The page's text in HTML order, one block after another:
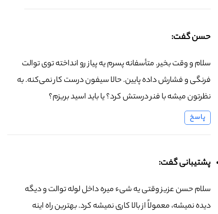
حسن گفت:
سلام و وقت بخیر. متأسفانه پسرم یه پیاز رو انداخته توی توالت
فرنگی و فشارش داده پایین. حالا سیفون درست کار نمی‌کنه. به
نظرتون میشه با فنر درستش کرد؟ یا باید اسید بریزم؟
پاسخ
پشتیبانی گفت:
سلام حسن عزیز وقتی یه شیء میره داخل لوله توالت و دیگه
دیده نمیشه، معمولاً از بالا کاری نمیشه کرد. بهترین راه اینه